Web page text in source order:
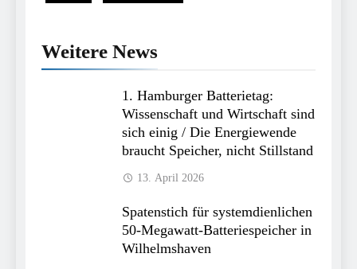
Weitere News
1. Hamburger Batterietag:
Wissenschaft und Wirtschaft sind
sich einig / Die Energiewende
braucht Speicher, nicht Stillstand
13. April 2026
Spatenstich für systemdienlichen
50-Megawatt-Batteriespeicher in
Wilhelmshaven